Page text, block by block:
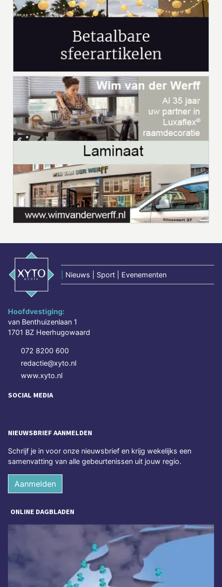
Nieuws | Sport | Evenementen
Hoofdvestiging:
van Benthuizenlaan 1
1701 BZ Heerhugowaard
072 8200 600
redactie@xyto.nl
www.xyto.nl
SOCIAL MEDIA
NIEUWSBRIEF AANMELDEN
Schrijf je in voor onze nieuwsbrief en krijg wekelijks een
samenvatting van alle gebeurtenissen uit jouw regio.
Aanmelden
ONLINE DAGBLADEN